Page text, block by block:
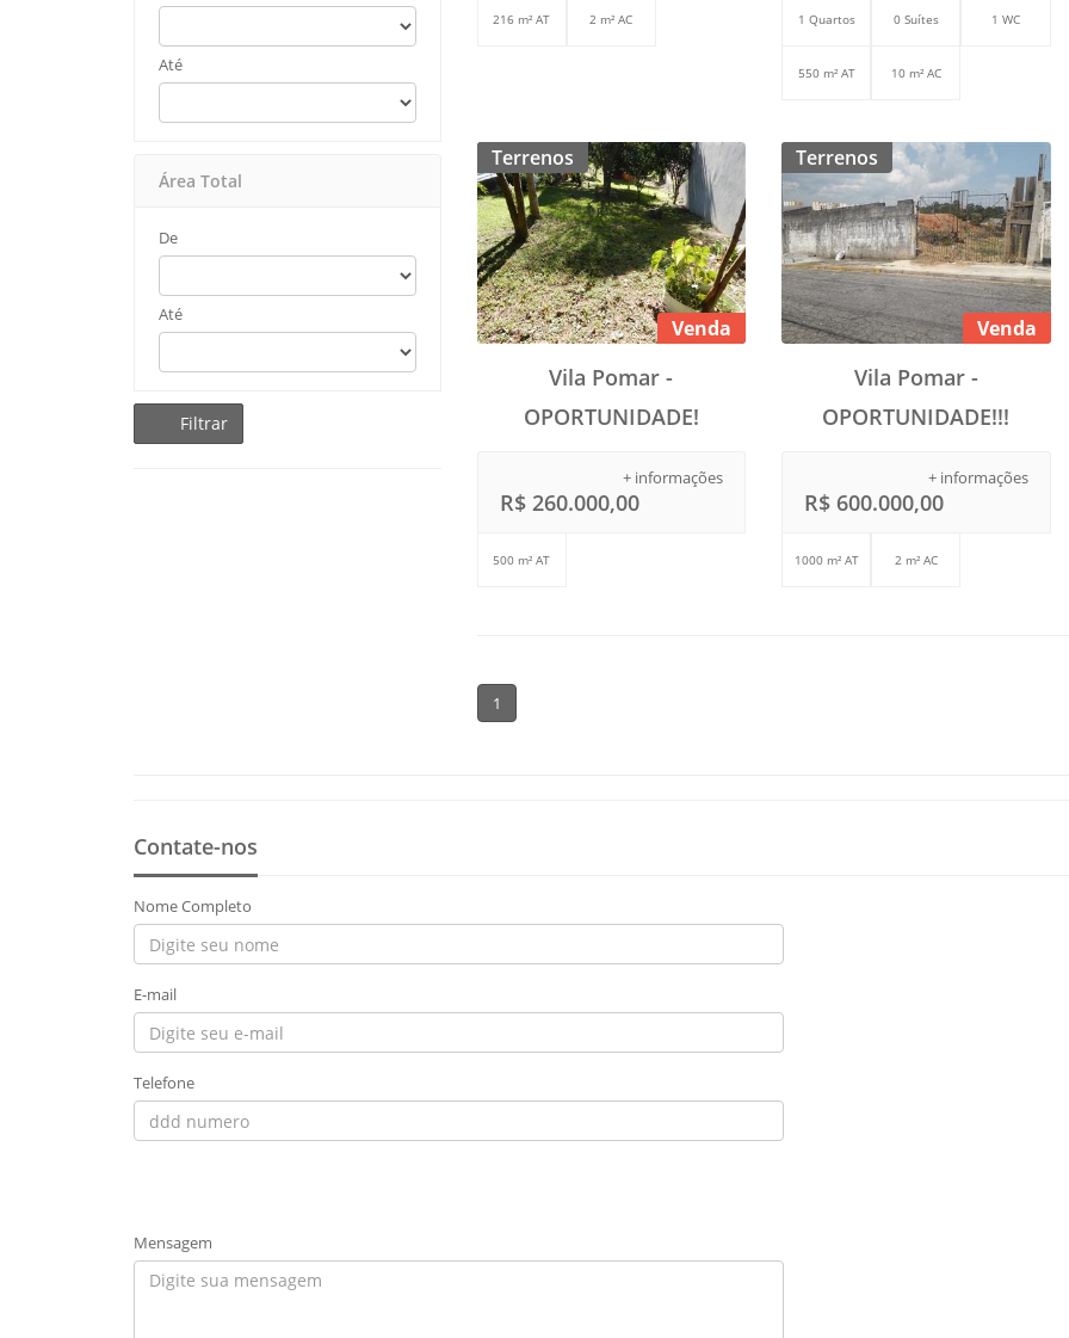
Até
Área Total
De
Até
Filtrar
216 m² AT 2 m² AC 1 Quartos 0 Suítes 1 WC
550 m² AT 10 m² AC
Terrenos
Venda
Vila Pomar -
OPORTUNIDADE!
+ informações
R$ 260.000,00
500 m² AT
Terrenos
Venda
Vila Pomar -
OPORTUNIDADE!!!
+ informações
R$ 600.000,00
1000 m² AT 2 m² AC
1
Contate-nos
Nome Completo
E-mail
Telefone
Mensagem